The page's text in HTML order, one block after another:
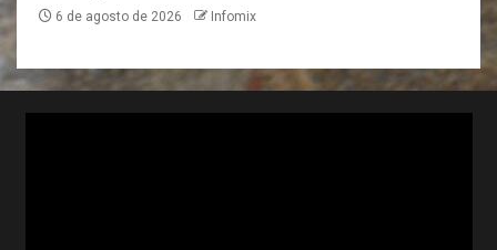
6 de agosto de 2026 Infomix